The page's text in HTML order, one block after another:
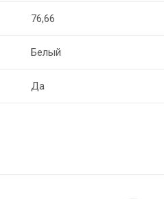
76,66
Белый
Да